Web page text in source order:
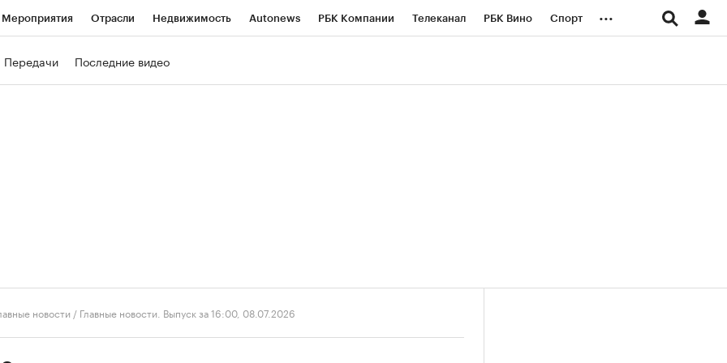
Мероприятия Отрасли Недвижимость Autonews РБК Компании Телеканал РБК Вино Спорт ...
Передачи Последние видео
новости / Главные новости. Выпуск за 16:00, 08.07.2026